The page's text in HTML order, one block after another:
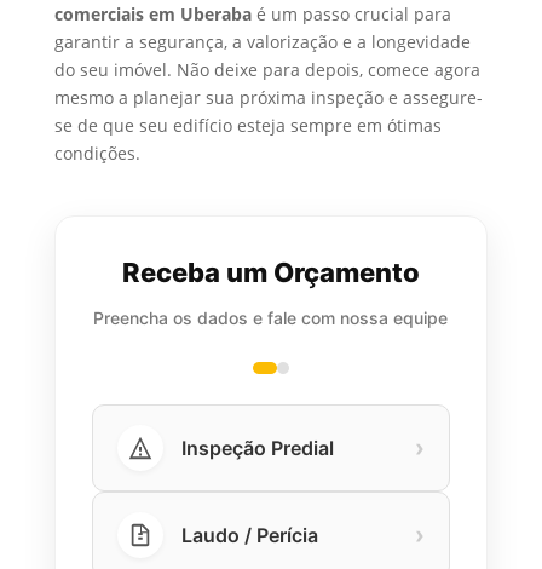
comerciais em Uberabaé um passo crucial para
garantir a segurança, a valorização e a longevidade
do seu imóvel. Não deixe para depois, comece agora
mesmo a planejar sua próxima inspeção e assegure-
se de que seu edifício esteja sempre em ótimas
condições.
Receba um Orçamento
Preencha os dados e fale com nossa equipe
Inspeção Predial ›
Laudo / Perícia ›